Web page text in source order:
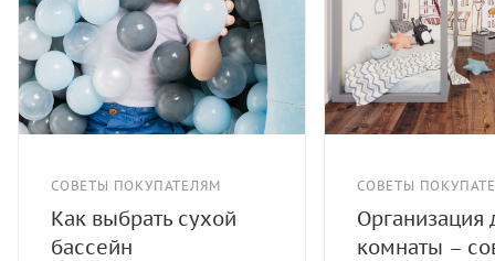
и чистить.
Разнообразьте досуг юных домочадцев, скорее купите
им новое игровое пространство!
СОВЕТЫ ПОКУПАТЕЛЯМ
Как выбрать сухой
бассейн
СОВЕТЫ
Организация
комнаты –